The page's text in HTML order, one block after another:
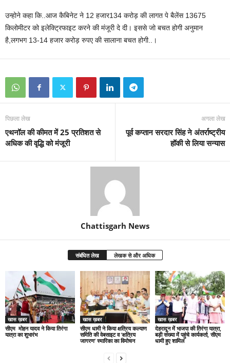
उन्होने कहा कि..आज कैबिनेट ने 12 हजार134 करोड़ की लागत पे बैलेंस 13675
किलोमीटर को इलेक्‍ट्रिफाइट करने की मंजूरी दे दी। इससे जो बचत होगी अनुमान
है,लगभग 13-14 हजार करोड़ रुपए की सालाना बचत होगी..।
पिछला लेख
एथनॉल की कीमत में 25 प्रतिशत से
अधिक की वृद्धि को मंजूरी
अगला लेख
पूर्व कप्तान सरदार सिंह ने अंतर्राष्ट्रीय
हॉकी से लिया सन्यास
Chattisgarh News
संबंधित लेख लेखक से और अधिक
खास ख़बर
सीएम मोहन यादव ने किया तिरंगा
यात्रा का शुभारंभ
खास ख़बर
सीएम धामी ने किया क्षत्रिय कल्याण
समिति की वेबसाइट व ‘क्षत्रिय
जागरण’ स्मारिका का विमोचन
खास ख़बर
देहरादून में भाजपा की तिरंगा यात्रा,
बड़ी संख्या में पहुंचे कार्यकर्ता, सीएम
धामी हुए शामिल